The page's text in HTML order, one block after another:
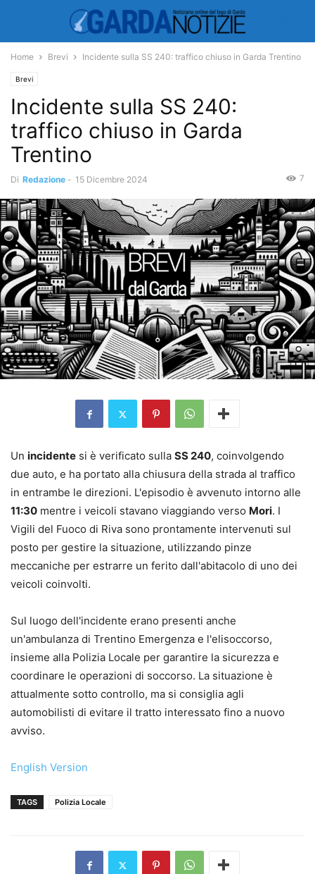
Home Brevi Incidente sulla SS 240: traffico chiuso in Garda Trentino
Brevi
Incidente sulla SS 240:
traffico chiuso in Garda
Trentino
Di Redazione - 15 Dicembre 2024 7
Un incidente si è verificato sulla SS 240, coinvolgendo
due auto, e ha portato alla chiusura della strada al traffico
in entrambe le direzioni. L'episodio è avvenuto intorno alle
11:30 mentre i veicoli stavano viaggiando verso Mori. I
Vigili del Fuoco di Riva sono prontamente intervenuti sul
posto per gestire la situazione, utilizzando pinze
meccaniche per estrarre un ferito dall'abitacolo di uno dei
veicoli coinvolti.
Sul luogo dell'incidente erano presenti anche
un'ambulanza di Trentino Emergenza e l'elisoccorso,
insieme alla Polizia Locale per garantire la sicurezza e
coordinare le operazioni di soccorso. La situazione è
attualmente sotto controllo, ma si consiglia agli
automobilisti di evitare il tratto interessato fino a nuovo
avviso.
English Version
TAGS Polizia Locale